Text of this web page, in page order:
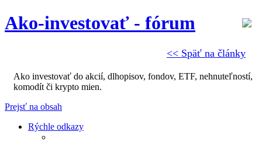
<< Späť na články
Ako-investovať - fórum
Ako investovať do akcií, dlhopisov, fondov, ETF, nehnuteľností,
komodít či krypto mien.
Prejsť na obsah
Rýchle odkazy